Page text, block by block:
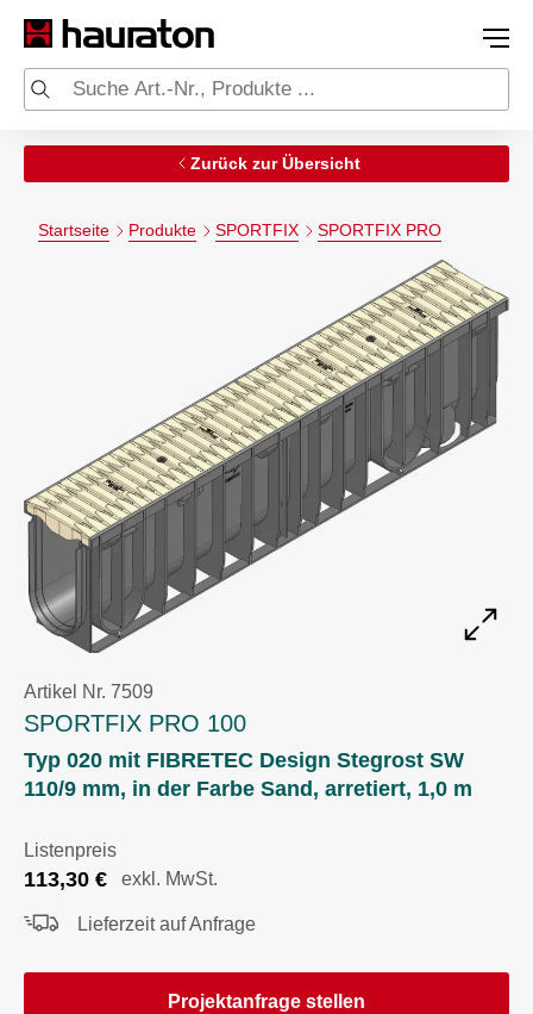
Zurück zur Übersicht
Startseite Produkte SPORTFIX SPORTFIX PRO
Artikel Nr. 7509
SPORTFIX PRO 100
Typ 020 mit FIBRETEC Design Stegrost SW
110/9 mm, in der Farbe Sand, arretiert, 1,0 m
Listenpreis
113,30 € exkl. MwSt.
Lieferzeit auf Anfrage
Projektanfrage stellen